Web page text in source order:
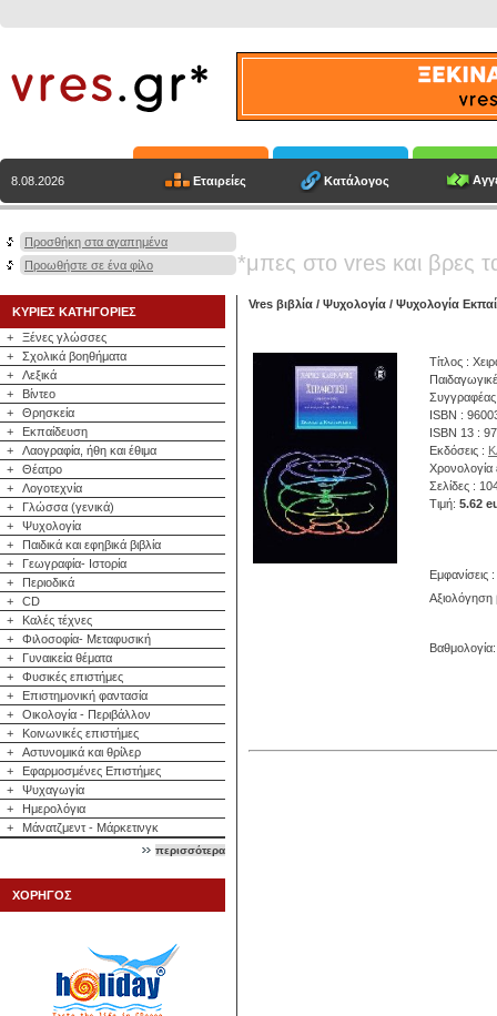
8.08.2026 Εταιρείες Κατάλογος
Προσθήκη στα αγαπημένα
Προωθήστε σε ένα φίλο
*μπες στο vres και βρες
ΚΥΡΙΕΣ ΚΑΤΗΓΟΡΙΕΣ
+
Ξένες γλώσσες
+
Σχολικά βοηθήματα
+
Λεξικά
+
Βίντεο
+
Θρησκεία
+
Εκπαίδευση
+
Λαογραφία, ήθη και έθιμα
+
Θέατρο
+
Λογοτεχνία
+
Γλώσσα (γενικά)
+
Ψυχολογία
+
Παιδικά και εφηβικά βιβλία
+
Γεωγραφία- Ιστορία
+
Περιοδικά
+
CD
+
Καλές τέχνες
+
Φιλοσοφία- Μεταφυσική
+
Γυναικεία θέματα
+
Φυσικές επιστήμες
+
Επιστημονική φαντασία
+
Οικολογία - Περιβάλλον
+
Κοινωνικές επιστήμες
+
Αστυνομικά και θρίλερ
+
Εφαρμοσμένες Επιστήμες
+
Ψυχαγωγία
+
Ημερολόγια
+
Μάνατζμεντ - Μάρκετινγκ
περισσότερα
ΧΟΡΗΓΟΣ
Vres βιβλία / Ψυχολογία / Ψυχολογία
Τίτλος :
ISBN :
ISBN 13 :
Εκδόσεις :
Σελίδες :
Τιμή: 5.62
Εμφανίσεις
Αξιολόγηση